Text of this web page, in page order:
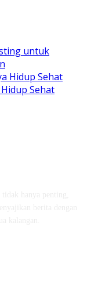
untuk
Hidup Sehat
Sehat